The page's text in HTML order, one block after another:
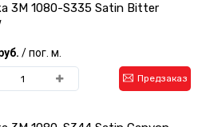
3M 1080-S335 Satin Bitter
/ пог. м.
Предзаказ